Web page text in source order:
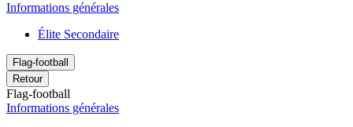
Informations générales
Élite Secondaire
Flag-football
Retour
Flag-football
Informations générales